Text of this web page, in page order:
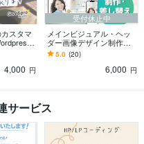
スタマ
ご利用
4,000 円
受付休止中
メインビジュアル・ヘッ
ダー画像デザイン制作し
ます パソコン・スマホの
２パターンがセットです
5.0 (20)
6,000 円
サービス